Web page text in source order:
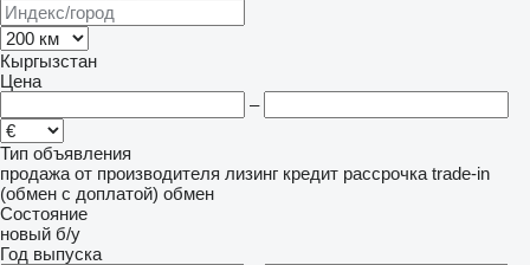
Кыргызстан
Цена
–
Тип объявления
продажа от производителя лизинг кредит рассрочка trade-in
(обмен с доплатой) обмен
Состояние
новый б/у
Год выпуска